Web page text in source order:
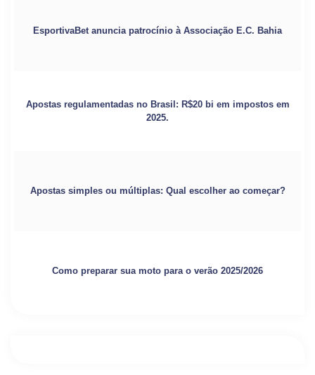
EsportivaBet anuncia patrocínio à Associação E.C. Bahia
Apostas regulamentadas no Brasil: R$20 bi em impostos em
2025.
Apostas simples ou múltiplas: Qual escolher ao começar?
Como preparar sua moto para o verão 2025/2026